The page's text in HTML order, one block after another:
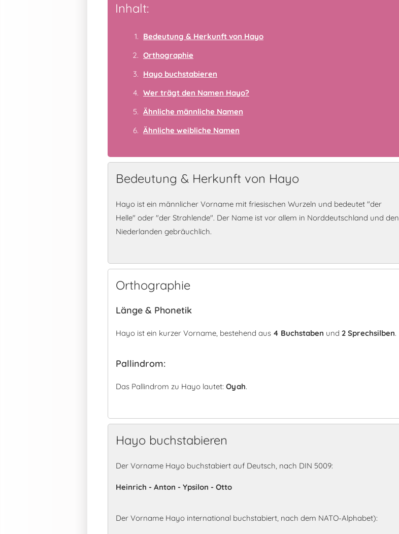
Inhalt:
Bedeutung & Herkunft von Hayo
Orthographie
Hayo buchstabieren
Wer trägt den Namen Hayo?
Ähnliche männliche Namen
Ähnliche weibliche Namen
Bedeutung & Herkunft von Hayo
Hayo ist ein männlicher Vorname mit friesischen Wurzeln und bedeutet "der
Helle" oder "der Strahlende". Der Name ist vor allem in Norddeutschland und den
Niederlanden gebräuchlich.
Orthographie
Länge & Phonetik
Hayo ist ein kurzer Vorname, bestehend aus 4 Buchstaben und 2 Sprechsilben.
Pallindrom:
Das Pallindrom zu Hayo lautet: Oyah.
Hayo buchstabieren
Der Vorname Hayo buchstabiert auf Deutsch, nach DIN 5009:
Heinrich - Anton - Ypsilon - Otto
Der Vorname Hayo international buchstabiert, nach dem NATO-Alphabet):